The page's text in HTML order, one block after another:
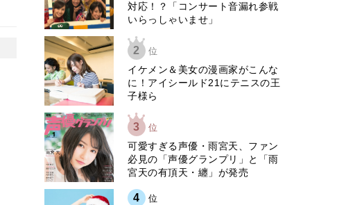
対応！？「コンサート音漏れ参戦
いらっしゃいませ」
2 位
イケメン＆美女の漫画家がこんな
に！アイシールド21にテニスの王
子様ら
3 位
可愛すぎる声優・雨宮天、ファン
必見の「声優グランプリ」と「雨
宮天の有頂天・纏」が発売
4 位